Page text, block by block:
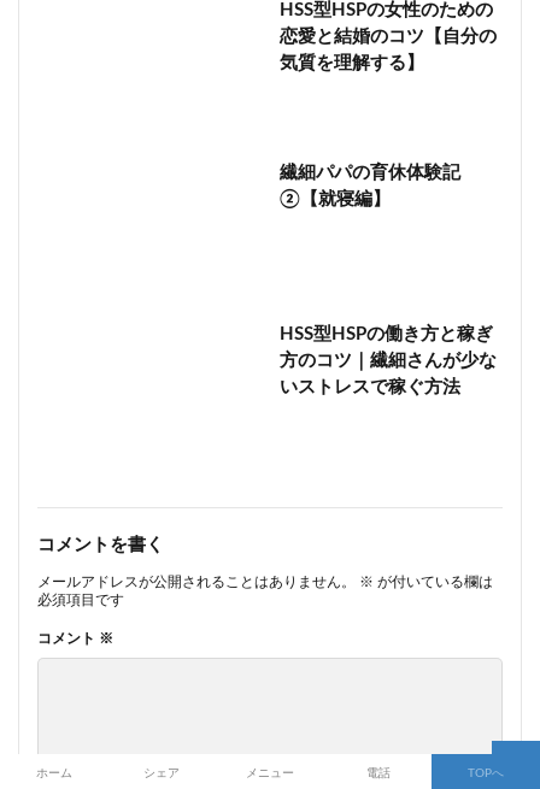
HSS型HSPの女性のための
恋愛と結婚のコツ【自分の
気質を理解する】
繊細パパの育休体験記
②【就寝編】
HSS型HSPの働き方と稼ぎ
方のコツ｜繊細さんが少な
いストレスで稼ぐ方法
コメントを書く
メールアドレスが公開されることはありません。 ※ が付いている欄は
必須項目です
コメント ※
ホーム シェア メニュー 電話 TOPへ